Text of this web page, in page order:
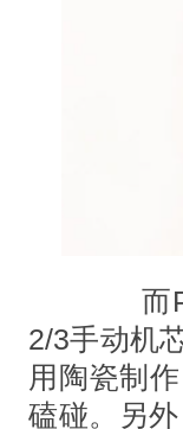
而
2/3手动机
用陶瓷制
磕碰。另